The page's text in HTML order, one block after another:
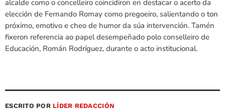
alcalde como o concelleiro coincidiron en destacar o acerto da
elección de Fernando Romay como pregoeiro, salientando o ton
próximo, emotivo e cheo de humor da súa intervención. Tamén
fixeron referencia ao papel desempeñado polo conselleiro de
Educación, Román Rodríguez, durante o acto institucional.
ESCRITO POR LÍDER REDACCIÓN